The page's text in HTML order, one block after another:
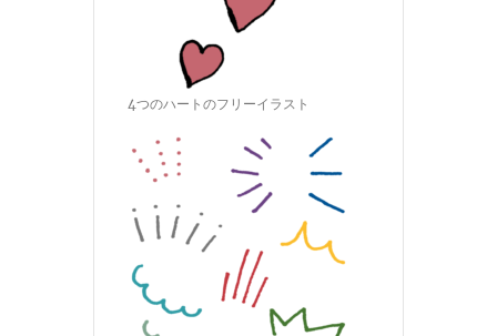
4つのハートのフリーイラスト